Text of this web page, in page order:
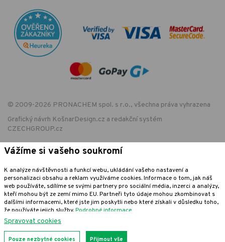
© 2009-2026 PRONACHEM spol. s r.o., všechna práva vyhrazena
Grafický návrh KošnarDesign.cz a redakční systém
CZECHGROUP.cz
EET - označení provozovny:
Podle zákona o evidenci tržeb je prodávající povinen vystavit kupujícímu
účtenku. Zároveň je povinen zaevidovat přijatou tržbu u správce daně
online; v případě technického výpadku pak nejpozději do 48 hodin.
Vážíme si vašeho soukromí
K analýze návštěvnosti a funkcí webu, ukládání vašeho nastavení a
personalizaci obsahu a reklam využíváme cookies. Informace o tom, jak náš
web používáte, sdílíme se svými partnery pro sociální média, inzerci a analýzy,
kteří mohou být ze zemí mimo EU. Partneři tyto údaje mohou zkombinovat s
dalšími informacemi, které jste jim poskytli nebo které získali v důsledku toho,
že používáte jejich služby.Podrobné informace
Spravovat cookies
Pouze nezbytné cookies Přijmout vše